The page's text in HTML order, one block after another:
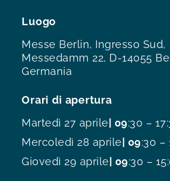
Luogo
Messe Berlin, Ingresso Sud,
Messedamm 22, D-14055
Germania
Orari di apertura
Martedì 27 aprile| 09:30 –
Mercoledì 28 aprile| 09:30 –
Giovedì 29 aprile| 09:30 –